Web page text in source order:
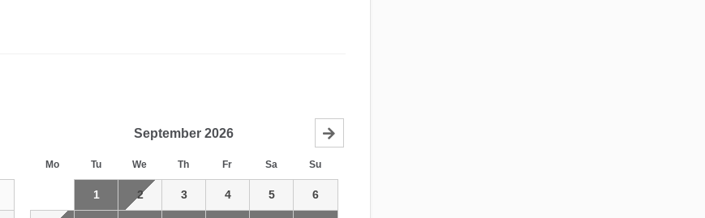
September 2026
Mo Tu We Th Fr Sa Su
1 2 3 4 5 6